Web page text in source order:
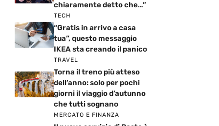
chiaramente detto che…”
TECH
“Gratis in arrivo a casa
tua”, questo messaggio
IKEA sta creando il panico
TRAVEL
Torna il treno più atteso
dell’anno: solo per pochi
giorni il viaggio d’autunno
che tutti sognano
MERCATO E FINANZA